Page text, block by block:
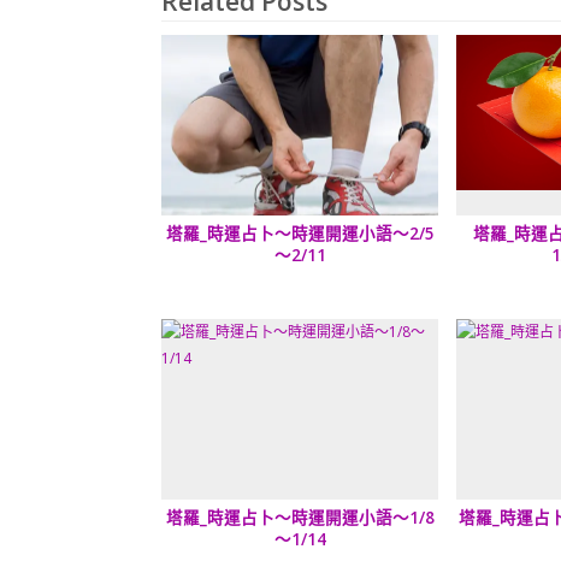
塔羅_時運占卜～時運開運小語～2/5
～2/11
塔羅_時運
塔羅_時運占卜～時運開運小語～1/8
～1/14
塔羅_時運占